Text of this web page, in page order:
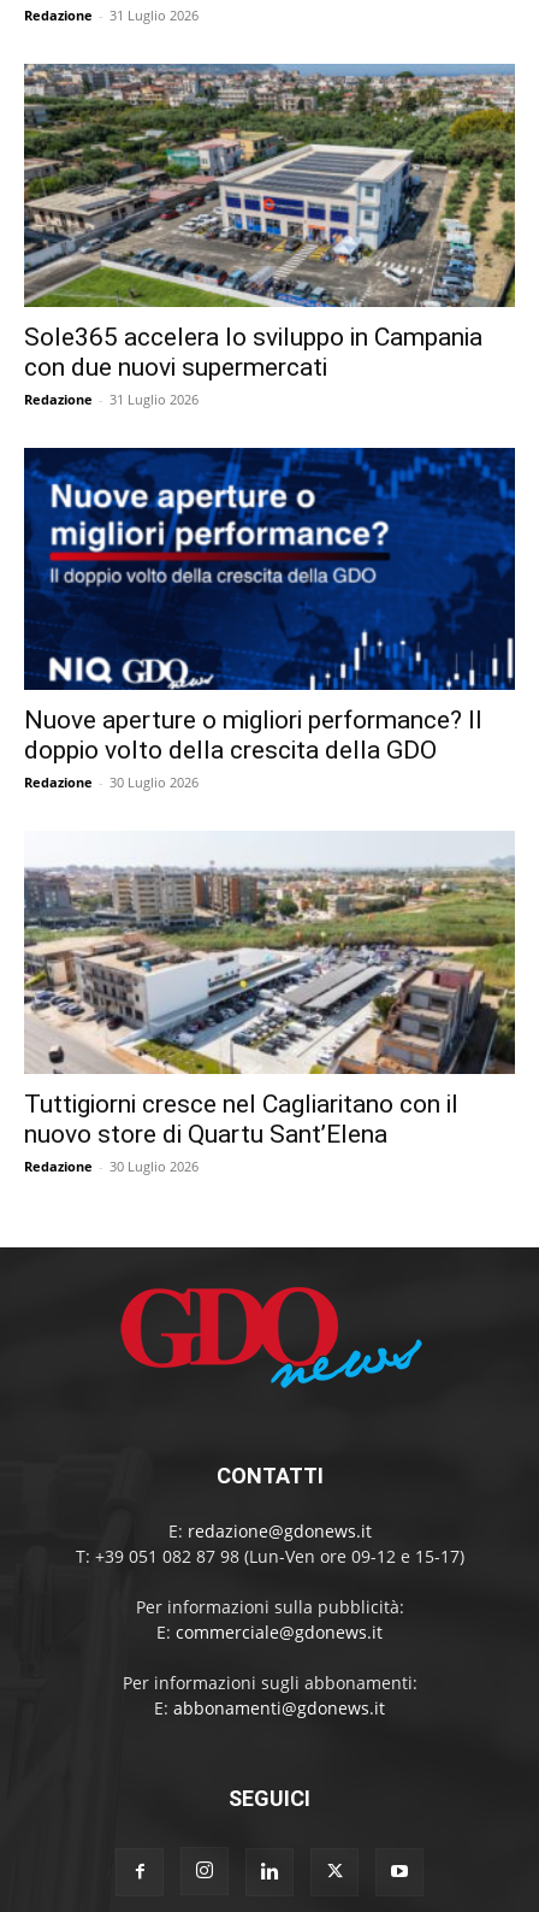
Redazione - 31 Luglio 2026
Sole365 accelera lo sviluppo in Campania
con due nuovi supermercati
Redazione - 31 Luglio 2026
Nuove aperture o migliori performance? Il
doppio volto della crescita della GDO
Redazione - 30 Luglio 2026
Tuttigiorni cresce nel Cagliaritano con il
nuovo store di Quartu Sant’Elena
Redazione - 30 Luglio 2026
CONTATTI
E: redazione@gdonews.it
T: +39 051 082 87 98 (Lun-Ven ore 09-12 e 15-17)
Per informazioni sulla pubblicità:
E: commerciale@gdonews.it
Per informazioni sugli abbonamenti:
E: abbonamenti@gdonews.it
SEGUICI